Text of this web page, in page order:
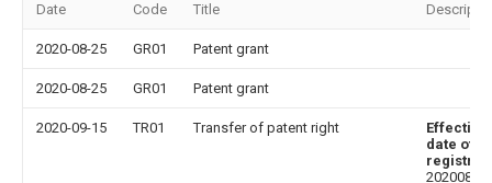
Date Code Title
2020-08-25 GR01 Patent grant
2020-08-25 GR01 Patent grant
2020-09-15 TR01 Transfer of patent right
Effective
date of
20200827